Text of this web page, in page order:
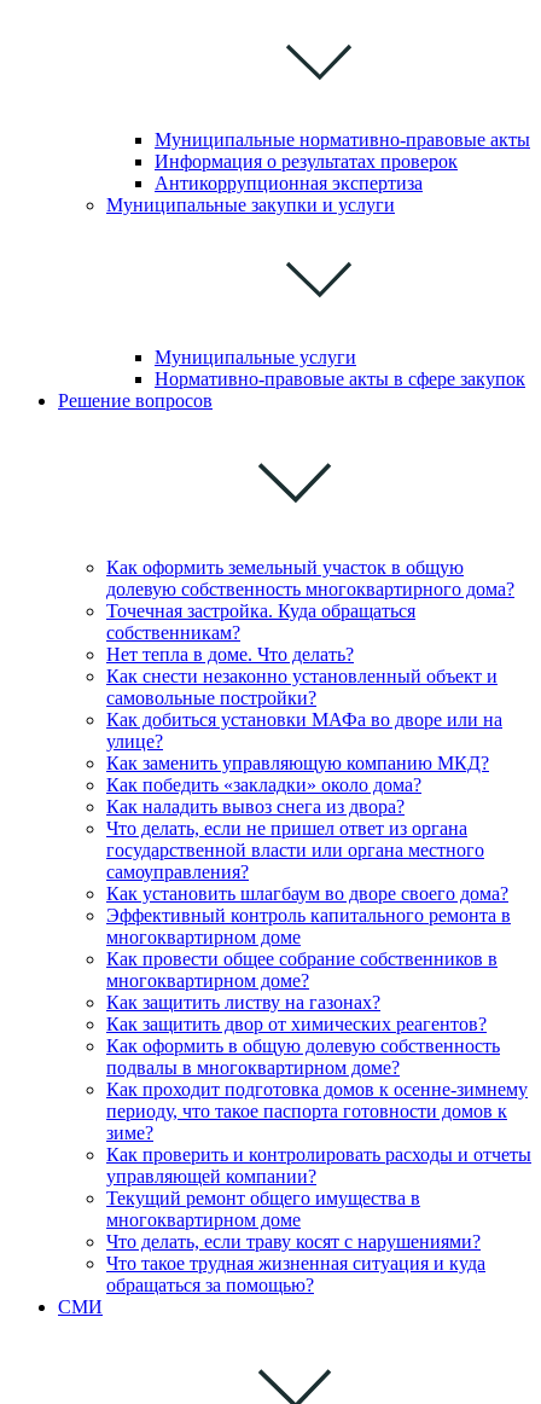
Муниципальные нормативно-правовые акты
Информация о результатах проверок
Антикоррупционная экспертиза
Муниципальные закупки и услуги
Муниципальные услуги
Нормативно-правовые акты в сфере закупок
Решение вопросов
Как оформить земельный участок в общую
долевую собственность многоквартирного дома?
Точечная застройка. Куда обращаться
собственникам?
Нет тепла в доме. Что делать?
Как снести незаконно установленный объект и
самовольные постройки?
Как добиться установки МАФа во дворе или на
улице?
Как заменить управляющую компанию МКД?
Как победить «закладки» около дома?
Как наладить вывоз снега из двора?
Что делать, если не пришел ответ из органа
государственной власти или органа местного
самоуправления?
Как установить шлагбаум во дворе своего дома?
Эффективный контроль капитального ремонта в
многоквартирном доме
Как провести общее собрание собственников в
многоквартирном доме?
Как защитить листву на газонах?
Как защитить двор от химических реагентов?
Как оформить в общую долевую собственность
подвалы в многоквартирном доме?
Как проходит подготовка домов к осенне-зимнему
периоду, что такое паспорта готовности домов к
зиме?
Как проверить и контролировать расходы и отчеты
управляющей компании?
Текущий ремонт общего имущества в
многоквартирном доме
Что делать, если траву косят с нарушениями?
Что такое трудная жизненная ситуация и куда
обращаться за помощью?
СМИ